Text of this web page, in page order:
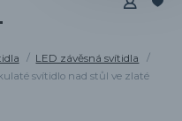
LED závěsná svítidla
svítidlo nad stůl ve zlaté